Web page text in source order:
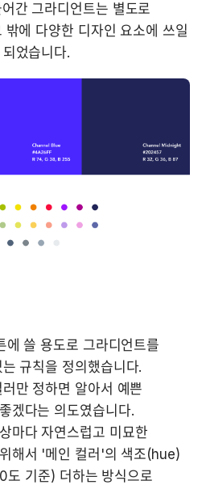
간 그라디언트는 별도로
밖에 다양한 디자인 요소에 쓰일
었습니다.
에 쓸 용도로 그라디언트를
규칙을 정의했습니다.
만 정하면 알아서 예쁜
겠다는 의도였습니다.
마다 자연스럽고 미묘한
해서 '메인 컬러'의 색조(hue)
기준) 더하는 방식으로